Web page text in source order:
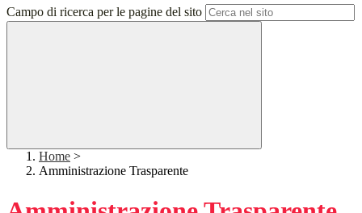
Campo di ricerca per le pagine del sito
Home >
Amministrazione Trasparente